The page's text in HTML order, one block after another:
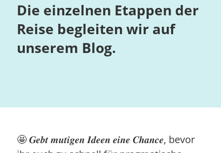
Die einzelnen Etappen der
Reise begleiten wir auf
unserem Blog.
🤩 𝑮𝒆𝒃𝒕 𝒎𝒖𝒕𝒊𝒈𝒆𝒏 𝑰𝒅𝒆𝒆𝒏 𝒆𝒊𝒏𝒆 𝑪𝒉𝒂𝒏𝒄𝒆, bevor